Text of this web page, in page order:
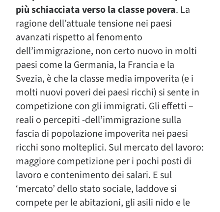
più schiacciata verso la classe povera. La
ragione dell’attuale tensione nei paesi
avanzati rispetto al fenomento
dell’immigrazione, non certo nuovo in molti
paesi come la Germania, la Francia e la
Svezia, è che la classe media impoverita (e i
molti nuovi poveri dei paesi ricchi) si sente in
competizione con gli immigrati. Gli effetti –
reali o percepiti -dell’immigrazione sulla
fascia di popolazione impoverita nei paesi
ricchi sono molteplici. Sul mercato del lavoro:
maggiore competizione per i pochi posti di
lavoro e contenimento dei salari. E sul
‘mercato’ dello stato sociale, laddove si
compete per le abitazioni, gli asili nido e le